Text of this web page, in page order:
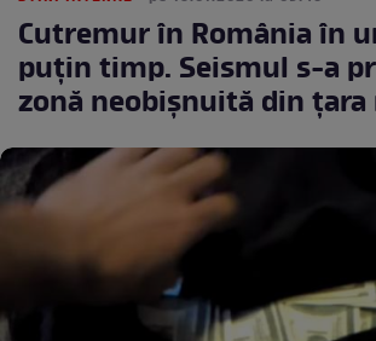
Cutremur în România în
puțin timp. Seismul s-a
zonă neobișnuită din țara